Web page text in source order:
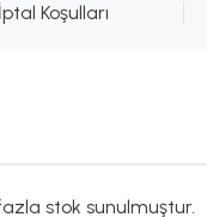
Koşulları
stok sunulmuştur.